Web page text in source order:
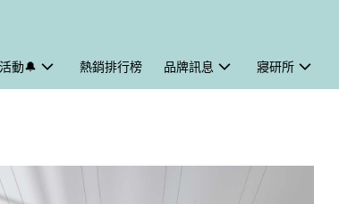
動🔔 熱銷排行榜 品牌訊息 寢研所